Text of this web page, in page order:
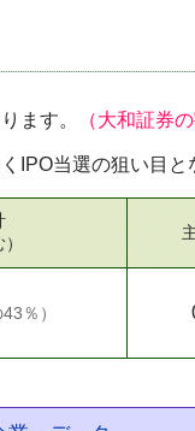
ます。 （大和証券
IPO当選の狙い目と
％ ）